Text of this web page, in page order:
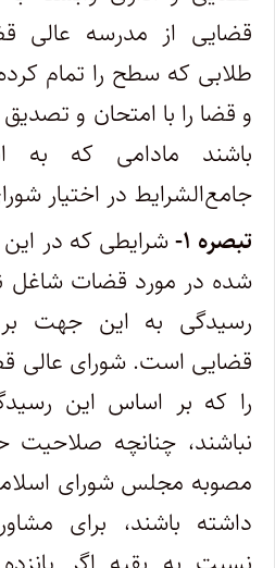
قضایی از مدرسه عالی
طلابی که سطح را تمام
و قضا را با امتحان و
باشند مادامی که به
جامع‌الشرایط در اختیار
‌تبصره ۱-
شرایطی که در
شده در مورد قضات شاغل
رسیدگی به این جهت
قضایی است. شورای عالی
را که بر اساس این
نباشند، چنانچه
مصوبه مجلس شورای
داشته باشند، برای